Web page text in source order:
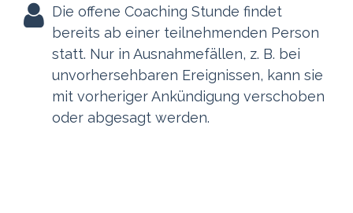
Die offene Coaching Stunde findet
bereits ab einer teilnehmenden Person
statt. Nur in Ausnahmefällen, z. B. bei
unvorhersehbaren Ereignissen, kann sie
mit vorheriger Ankündigung verschoben
oder abgesagt werden.